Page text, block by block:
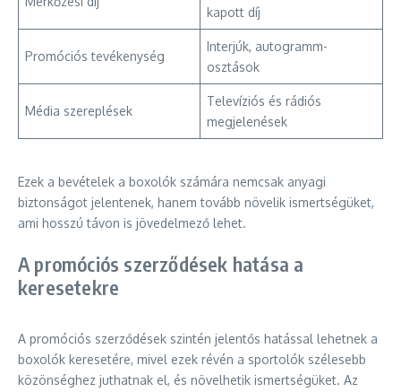
kapott díj
Promóciós tevékenység
Interjúk, autogramm-
osztások
Média szereplések
Televíziós és rádiós
megjelenések
Ezek a bevételek a boxolók számára nemcsak anyagi
biztonságot jelentenek, hanem tovább növelik ismertségüket,
ami hosszú távon is jövedelmező lehet.
A promóciós szerződések hatása a
keresetekre
A promóciós szerződések szintén jelentős hatással lehetnek a
boxolók keresetére, mivel ezek révén a sportolók szélesebb
közönséghez juthatnak el, és növelhetik ismertségüket. Az